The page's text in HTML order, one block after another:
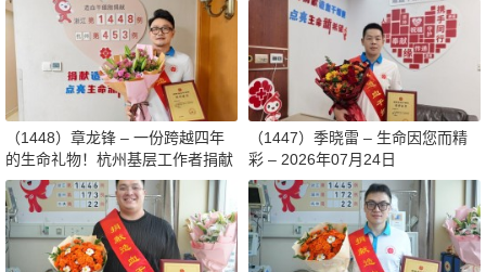
8月03日
（1448）章龙锋 – 一份跨越四年
的生命礼物！杭州基层工作者捐献
造血干细胞传递希望 – 2026年07
月27日
（1447）季晓雷 – 生命因您而精
彩 – 2026年07月24日